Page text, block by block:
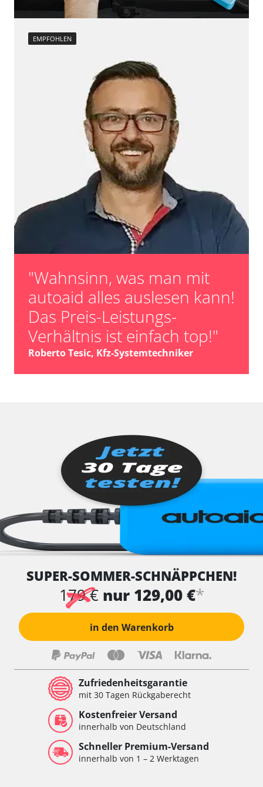
Verfügbarkeit abhängig von Modell, Motorisierung, Ausstattung
und Konfiguration
EMPFOHLEN
"Wahnsinn, was man mit
autoaid alles auslesen kann!
Das Preis-Leistungs-
Verhältnis ist einfach top!"
Roberto Tesic, Kfz-Systemtechniker
SUPER-SOMMER-SCHNÄPPCHEN!
179 € nur 129,00 €*
in den Warenkorb
Zufriedenheitsgarantie
mit 30 Tagen Rückgaberecht
Kostenfreier Versand
innerhalb von Deutschland
Schneller Premium-Versand
innerhalb von 1 – 2 Werktagen